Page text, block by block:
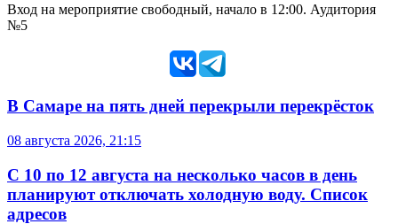
Вход на мероприятие свободный, начало в 12:00. Аудитория
№5
В Самаре на пять дней перекрыли перекрёсток
08 августа 2026, 21:15
С 10 по 12 августа на несколько часов в день
планируют отключать холодную воду. Список
адресов